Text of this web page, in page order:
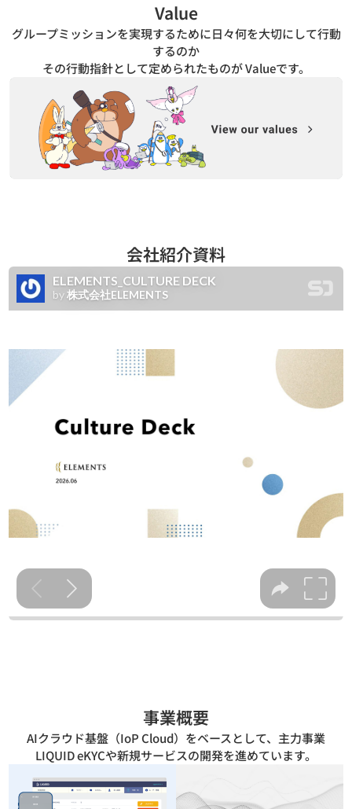
Value
グループミッションを実現するために日々何を大切にして行動
するのか
その行動指針として定められたものが Valueです。
会社紹介資料
事業概要
AIクラウド基盤（IoP Cloud）をベースとして、主力事業
LIQUID eKYCや新規サービスの開発を進めています。